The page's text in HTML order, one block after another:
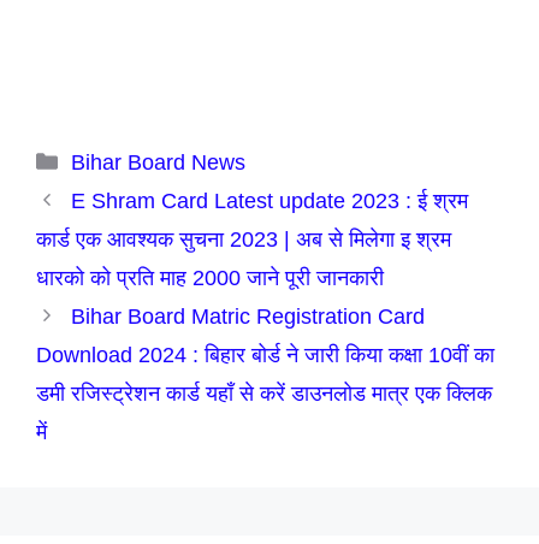
Categories
Bihar Board News
E Shram Card Latest update 2023 : ई श्रम
कार्ड एक आवश्यक सुचना 2023 | अब से मिलेगा इ श्रम
धारको को प्रति माह 2000 जाने पूरी जानकारी
Bihar Board Matric Registration Card
Download 2024 : बिहार बोर्ड ने जारी किया कक्षा 10वीं का
डमी रजिस्ट्रेशन कार्ड यहाँ से करें डाउनलोड मात्र एक क्लिक
में